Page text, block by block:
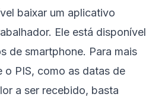
baixar um aplicativo
Ele está disponível
de smartphone. Para mais
o PIS, como as datas de
a ser recebido, basta